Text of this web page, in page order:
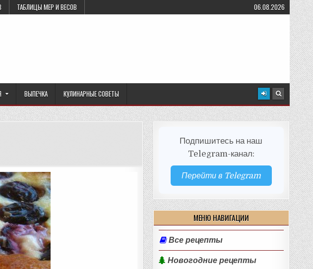
ТАБЛИЦЫ МЕР И ВЕСОВ 06.08.2026
ВЫПЕЧКА КУЛИНАРНЫЕ СОВЕТЫ
Подпишитесь на наш
Telegram-канал:
Перейти в Telegram
МЕНЮ НАВИГАЦИИ
Все рецепты
Новогодние рецепты